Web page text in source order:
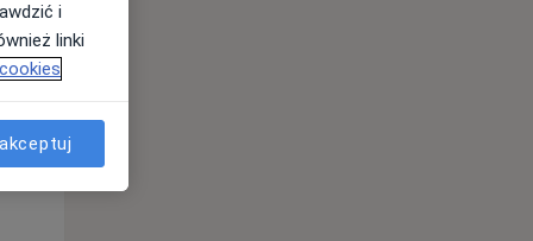
Czw,
13 Sie
i
linki